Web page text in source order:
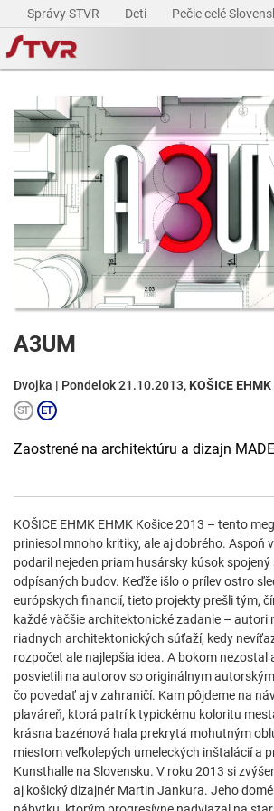
Správy STVR Deti Pečie celé
A3UM
Dvojka | Pondelok 21.10.2013, KOŠICE EHMK
Zaostrené na architektúru a dizajn MADE
KOŠICE EHMK EHMK Košice 2013 – tento
priniesol mnoho kritiky, ale aj dobrého. Aspoň
podaril nejeden priam husársky kúsok
odpísaných budov. Keďže išlo o prílev ostro
európskych financií, tieto projekty prešli tým,
každé väčšie architektonické zadanie – autori
riadnych architektonických súťaží, kedy
rozpočet ale najlepšia idea. A bokom nezostal
posvietili na autorov so originálnym
čo povedať aj v zahraničí. Kam pôjdeme na
plaváreň, ktorá patrí k typickému koloritu
krásna bazénová hala prekrytá mohutným
miestom veľkolepých umeleckých inštalácií a
Kunsthalle na Slovensku. V roku 2013 si
aj košický dizajnér Martin Jankura. Jeho